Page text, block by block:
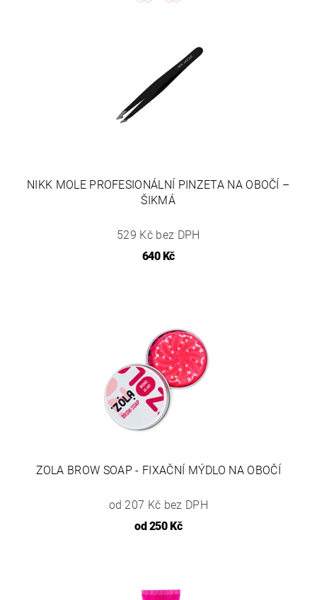
NIKK MOLE PROFESIONÁLNÍ PINZETA NA OBOČÍ –
ŠIKMÁ
529 Kč bez DPH
640 Kč
ZOLA BROW SOAP - FIXAČNÍ MÝDLO NA OBOČÍ
od 207 Kč bez DPH
od 250 Kč